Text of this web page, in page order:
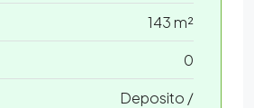
143 m²
0
Deposito /